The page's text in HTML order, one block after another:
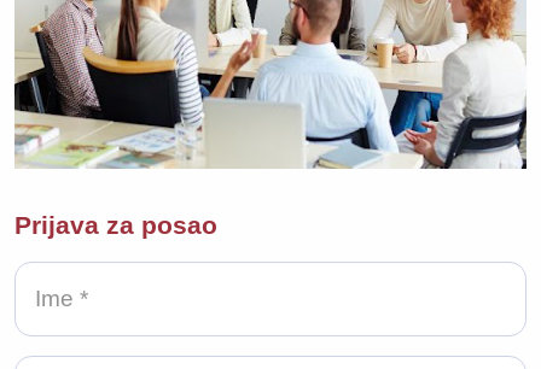
Prijava za posao